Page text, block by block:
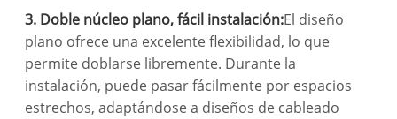
3. Doble núcleo plano, fácil instalación:El diseño
plano ofrece una excelente flexibilidad, lo que
permite doblarse libremente. Durante la
instalación, puede pasar fácilmente por espacios
estrechos, adaptándose a diseños de cableado